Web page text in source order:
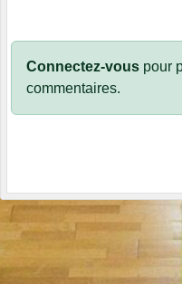
Connectez-vous pour
commentaires.